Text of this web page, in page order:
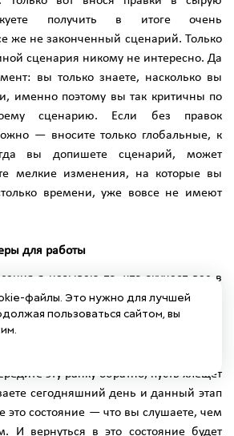
получить в итоге очень
же не законченный сценарий. Только
сценария никому не интересно. Да
вы только знаете, насколько вы
именно поэтому вы так критичны по
сценарию. Если без правок
— вносите только глобальные, к
вы допишете сценарий, может
те мелкие изменения, на которые вы
времени, уже вовсе не имеют
для работы
я называю то, что окунает вас в
— запахи, музыка, время года,
далее по списку. Проблема может быть
вами, но наш мозг устроен так, что с
мы начинаем относиться ко всему
эту ранку обратно, пусть хлещет
сегодняшний день и данный этап
это состояние — что вы слушаете, чем
И вернуться в это состояние будет
файлы. Это нужно для лучшей
пользоваться сайтом, вы